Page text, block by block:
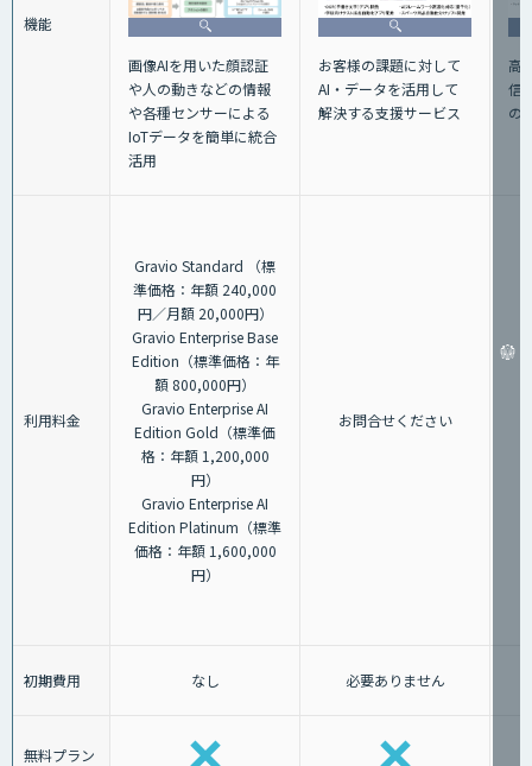
機能
画像AIを用いた顔認証
や人の動きなどの情報
や各種センサーによる
IoTデータを簡単に統合
活用
お客様の課題に対して
AI・データを活用して
解決する支援サービス
高
信
の
利用料金
Gravio Standard （標
準価格：年額 240,000
円／月額 20,000円）
Gravio Enterprise Base
Edition（標準価格：年
額 800,000円）
Gravio Enterprise AI
Edition Gold（標準価
格：年額 1,200,000
円）
Gravio Enterprise AI
Edition Platinum（標準
価格：年額 1,600,000
円）
お問合せください
初期費用 なし 必要ありません
無料プラン